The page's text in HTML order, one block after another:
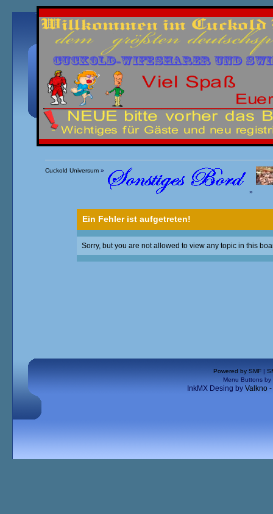
Übersicht Kalender Einloggen Registrieren
Cuckold Universum»
»
Ein Fehler ist aufgetreten!
Sorry, but you are not allowed to view any topic in this
Powered by SMF |
Menu Buttons by
InkMX Desing by Valkno